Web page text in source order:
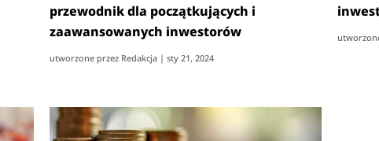
przewodnik dla początkujących i
zaawansowanych inwestorów
utworzone przez Redakcja |sty 21, 2024